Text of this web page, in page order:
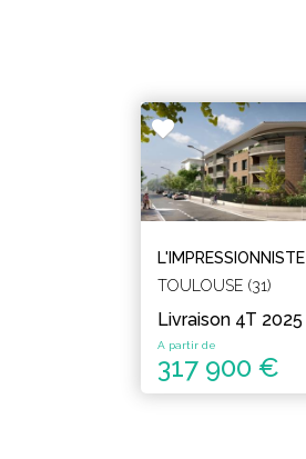
L'IMPRESSIONNISTE
TOULOUSE (31)
Livraison 4T 2025
A partir de
317 900 €